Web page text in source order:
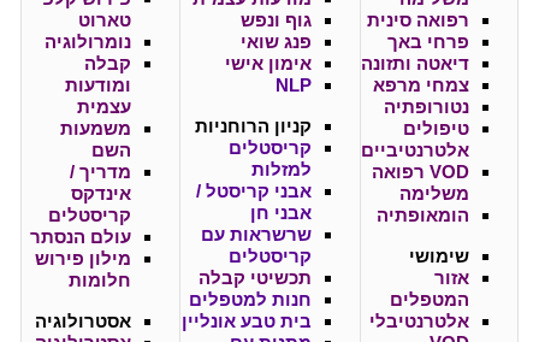
רפואה סינית
פרחי באך
דיאטה ותזונה
צמחי מרפא
נטורופתיה
טיפולים
אלטרנטיביים
VOD רפואה
משלימה
הומאופתיה
שימושי
אזור
המטפלים
אלטרנטיבלי
גוף ונפש
פנג שואי
אימון אישי
NLP
קניון הרוחניות
קריסטלים
למזלות
אבני קריסטל /
אבני חן
שרשראות עם
קריסטלים
תכשיטי קבלה
חנות למטפלים
בית טבע אונליין
טארוט
נומרולוגיה
קבלה
ומודעות
עצמית
משמעות
השם
מדריך /
אינדקס
קריסטלים
עולם הנסתר
מילון פירוש
חלומות
אסטרולוגיה